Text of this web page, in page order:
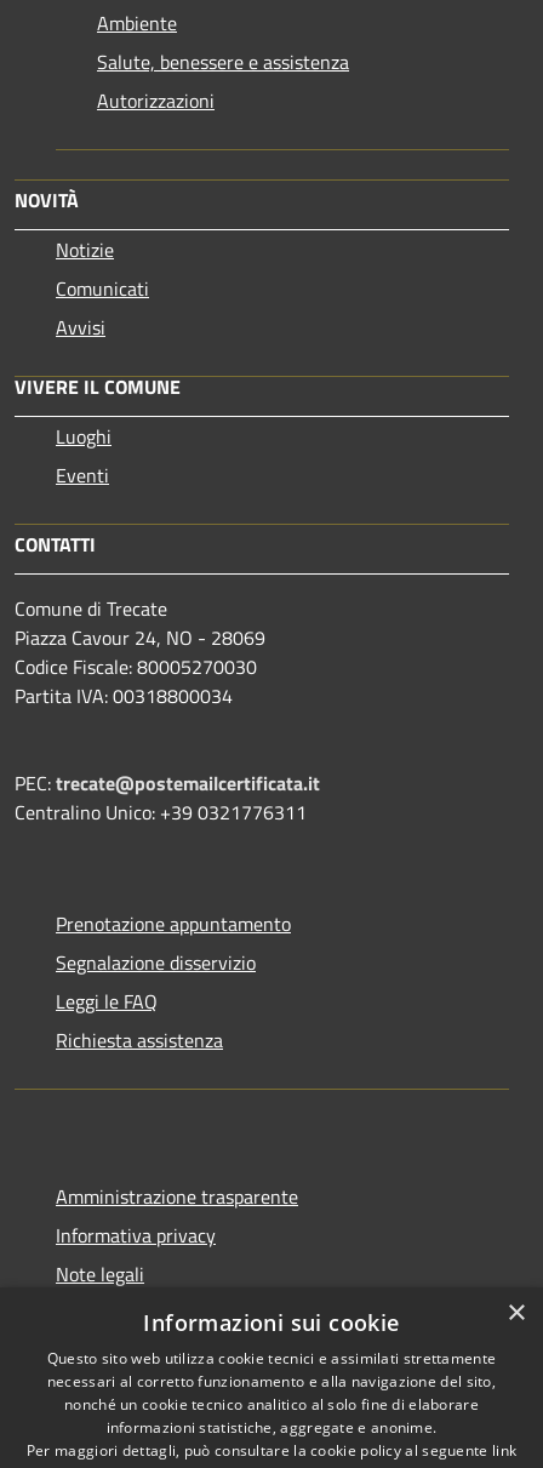
Ambiente
Salute, benessere e assistenza
Autorizzazioni
NOVITÀ
Notizie
Comunicati
Avvisi
VIVERE IL COMUNE
Luoghi
Eventi
CONTATTI
Comune di Trecate
Piazza Cavour 24, NO - 28069
Codice Fiscale: 80005270030
Partita IVA: 00318800034
PEC:trecate@postemailcertificata.it
Centralino Unico: +39 0321776311
Prenotazione appuntamento
Segnalazione disservizio
Leggi le FAQ
Richiesta assistenza
Amministrazione trasparente
Informativa privacy
Note legali
Dichiarazione di accessibilità
Copyright © 2026 • Comune di
×
Informazioni sui cookie
Questo sito web utilizza cookie tecnici e assimilati strettamente
necessari al corretto funzionamento e alla navigazione del sito,
nonché un cookie tecnico analitico al solo fine di elaborare
informazioni statistiche, aggregate e anonime.
Per maggiori dettagli, può consultare la cookie policy al seguente link